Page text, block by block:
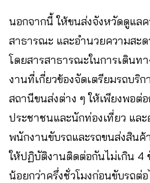
นอกจากนี้ ให้ขนส่งจังหวัดดูแล
สาธารณะ และอำนวยความสะ
โดยสารสาธารณะในการเดินท
งานที่เกี่ยวข้องจัดเตรียมรถบริ
สถานีขนส่งต่าง ๆ ให้เพียงพอต่
ประชาชนและนักท่องเที่ยว แล
พนักงานขับรถและรถขนส่งสินค้
ให้ปฏิบัติงานติดต่อกันไม่เกิน 4
น้อยกว่าครึ่งชั่วโมงก่อนขับรถต่